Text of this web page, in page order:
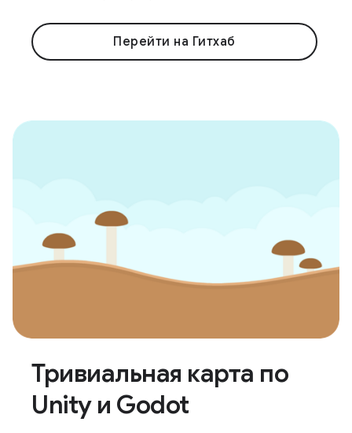
Перейти на Гитхаб
Тривиальная карта по
Unity и Godot